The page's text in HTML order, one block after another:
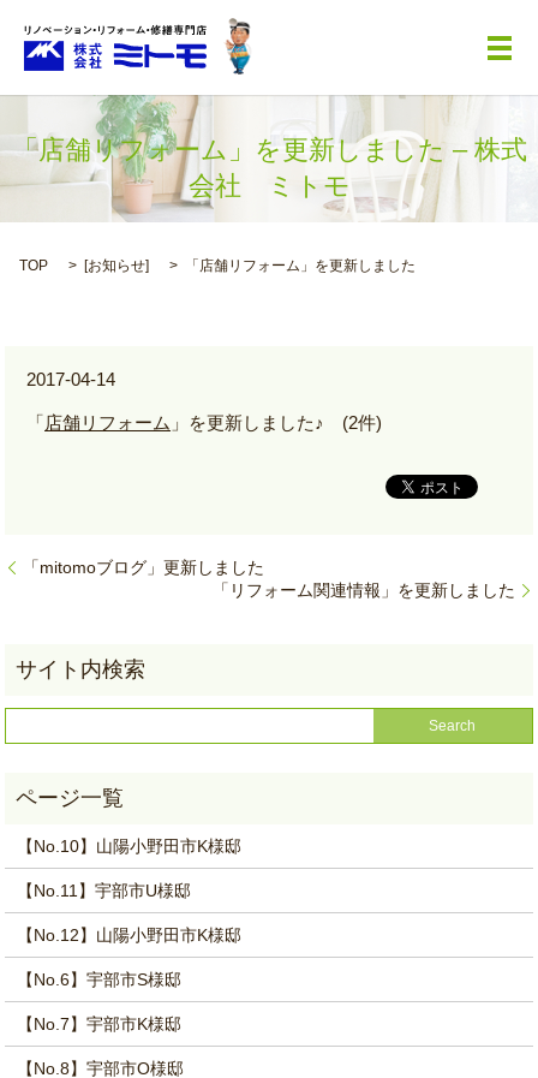
メ
「店舗リフォーム」を更新しました – 株式
会社 ミトモ
TOP [お知らせ] 「店舗リフォーム」を更新しました
2017-04-14
「店舗リフォーム 」を更新しました♪ (2件)
「mitomoブログ」更新しました
「リフォーム関連情報」を更新しました
【No.10】山陽小野田市K様邸
【No.11】宇部市U様邸
【No.12】山陽小野田市K様邸
【No.6】宇部市S様邸
【No.7】宇部市K様邸
【No.8】宇部市O様邸